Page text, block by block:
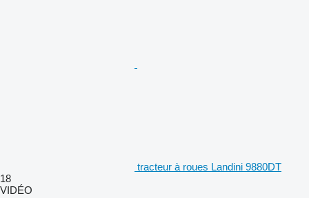
tracteur à roues Landini 9880DT
18
VIDÉO